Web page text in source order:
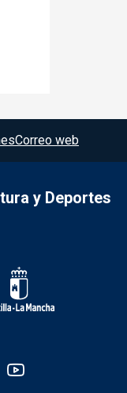
Correo web
y Deportes